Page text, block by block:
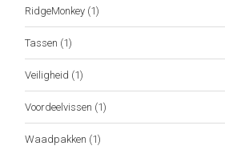
RidgeMonkey (1)
Tassen (1)
Veiligheid (1)
Voordeelvissen (1)
Waadpakken (1)